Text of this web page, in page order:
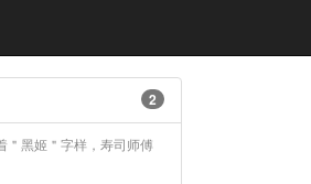
2
＂黑姬＂字样，寿司师傅